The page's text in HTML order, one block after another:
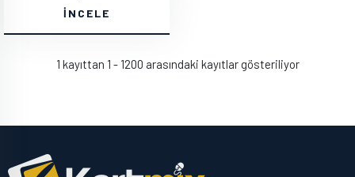
İNCELE
1 kayıttan 1 - 1200 arasındaki kayıtlar gösteriliyor